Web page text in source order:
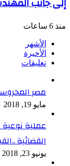
منذ 6 ساعات
الأشهر
الأخيرة
تعليقات
مصر
مايو 19, 2018
عملية
القضائية
يونيو 23, 2018